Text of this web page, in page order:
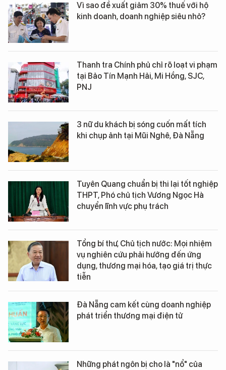
Vì sao đề xuất giảm 30% thuế với hộ
kinh doanh, doanh nghiệp siêu nhỏ?
Thanh tra Chính phủ chỉ rõ loạt vi phạm
tại Bảo Tín Mạnh Hải, Mi Hồng, SJC,
PNJ
3 nữ du khách bị sóng cuốn mất tích
khi chụp ảnh tại Mũi Nghê, Đà Nẵng
Tuyên Quang chuẩn bị thi lại tốt nghiệp
THPT, Phó chủ tịch Vương Ngọc Hà
chuyển lĩnh vực phụ trách
Tổng bí thư, Chủ tịch nước: Mọi nhiệm
vụ nghiên cứu phải hướng đến ứng
dụng, thương mại hóa, tạo giá trị thực
tiễn
Đà Nẵng cam kết cùng doanh nghiệp
phát triển thương mại điện tử
Những phát ngôn bị cho là "nổ" của